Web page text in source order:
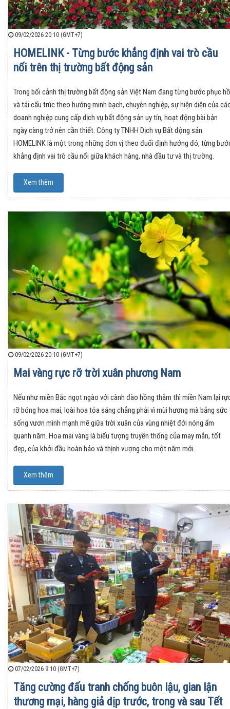
09/02/2026 20:10 (GMT+7)
HOMELINK - Từng bước khẳng định vai trò cầu
nối trên thị trường bất động sản
Trong bối cảnh thị trường bất động sản Việt Nam đang từng bước phục
và tái cấu trúc theo hướng minh bạch, chuyên nghiệp, sự hiện diện của
doanh nghiệp cung cấp dịch vụ bất động sản uy tín, hoạt động bài bản
ngày càng trở nên cần thiết. Công ty TNHH Dịch vụ Bất động sản
HOMELINK là một trong những đơn vị theo đuổi định hướng đó, từng
khẳng định vai trò cầu nối giữa khách hàng, nhà đầu tư và thị trường.
Xem thêm
09/02/2026 20:10 (GMT+7)
Mai vàng rực rỡ trời xuân phương Nam
Nếu như miền Bắc ngọt ngào với cành đào hồng thắm thì miền Nam lại
rỡ bóng hoa mai, loài hoa tỏa sáng chẳng phải vì mùi hương mà bằng sức
sống vươn mình mạnh mẽ giữa trời xuân của vùng nhiệt đới nóng ẩm
quanh năm. Hoa mai vàng là biểu tượng truyền thống của may mắn, tốt
đẹp, của khởi đầu hoàn hảo và thịnh vượng cho một năm mới.
Xem thêm
07/02/2026 9:10 (GMT+7)
Tăng cường đấu tranh chống buôn lậu, gian lận
thương mại, hàng giả dịp trước, trong và sau Tết